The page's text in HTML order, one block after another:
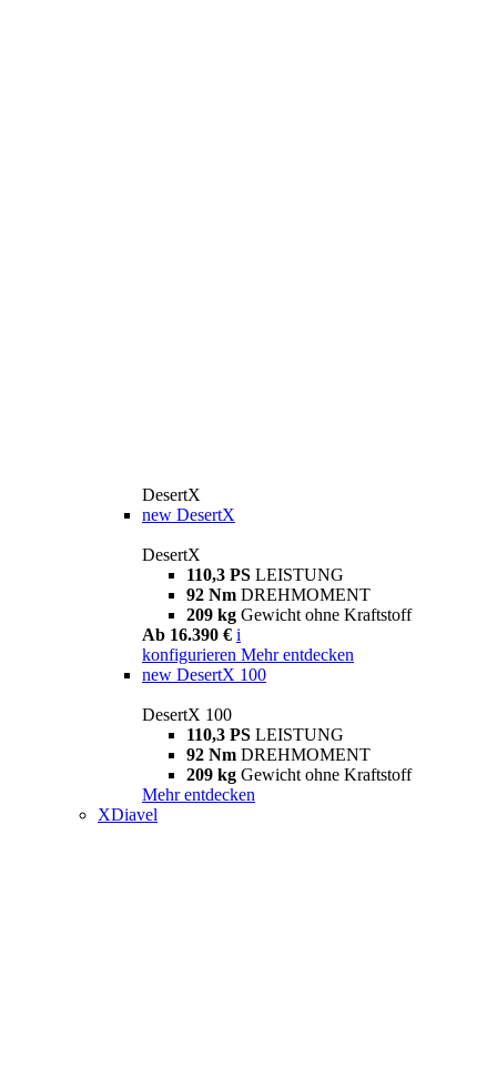
DesertX
new DesertX
DesertX
110,3 PS LEISTUNG
92 Nm DREHMOMENT
209 kg Gewicht ohne Kraftstoff
Ab 16.390 € i
konfigurieren Mehr entdecken
new DesertX 100
DesertX 100
110,3 PS LEISTUNG
92 Nm DREHMOMENT
209 kg Gewicht ohne Kraftstoff
Mehr entdecken
XDiavel